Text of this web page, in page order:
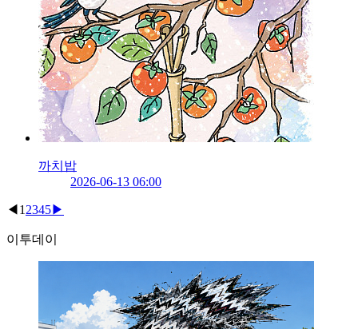
까치밥
2026-06-13 06:00
◀ 1 2345▶
이투데이